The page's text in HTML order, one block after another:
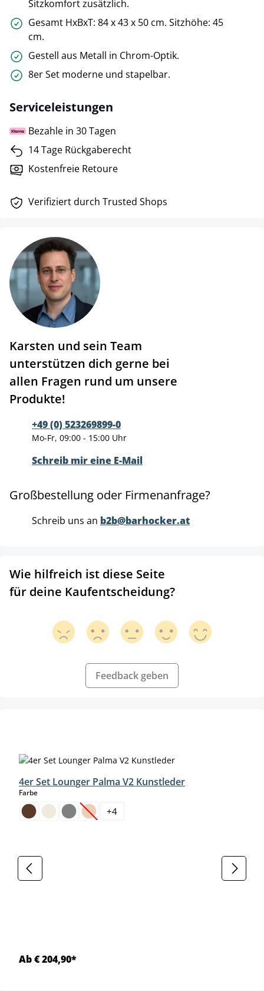
Sitzkomfort zusätzlich.
Gesamt HxBxT: 84 x 43 x 50 cm. Sitzhöhe: 45
cm.
Gestell aus Metall in Chrom-Optik.
8er Set moderne und stapelbar.
Serviceleistungen
Bezahle in 30 Tagen
14 Tage Rückgaberecht
Kostenfreie Retoure
Verifiziert durch Trusted Shops
Karsten und sein Team
unterstützen dich gerne bei
allen Fragen rund um unsere
Produkte!
+49 (0) 523269899-0
Mo-Fr, 09:00 - 15:00 Uhr
Schreib mir eine E-Mail
Großbestellung oder Firmenanfrage?
Schreib uns an b2b@barhocker.at
Wie hilfreich ist diese Seite
für deine Kaufentscheidung?
Feedback geben
4er Set Lounger Palma V2 Kunstleder
Farbeauswählen
(Diese Option ist zurzeit nicht verfügbar.)
+4
Ab € 204,90*